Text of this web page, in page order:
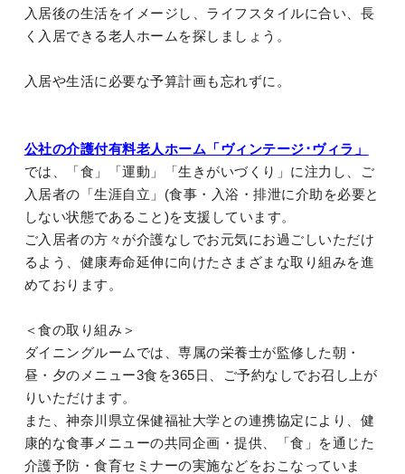
入居後の生活をイメージし、ライフスタイルに合い、長
く入居できる老人ホームを探しましょう。
入居や生活に必要な予算計画も忘れずに。
公社の介護付有料老人ホーム「ヴィンテージ･ヴィラ」
では、
「食」「運動」「生きがいづくり」に注力し、ご
入居者の「生涯自立」(食事・入浴・排泄に介助を必要と
しない状態であること)を支援しています。
ご入居者の方々が介護なしでお元気にお過ごしいただけ
るよう、健康寿命延伸に向けたさまざまな取り組みを進
めております。
＜食の取り組み＞
ダイニングルームでは、専属の栄養士が監修した朝・
昼・夕のメニュー3食を365日、ご予約なしでお召し上が
りいただけます。
また、神奈川県立保健福祉大学との連携協定により、健
康的な食事メニューの共同企画・提供、「食」を通じた
介護予防・食育セミナーの実施などをおこなっていま